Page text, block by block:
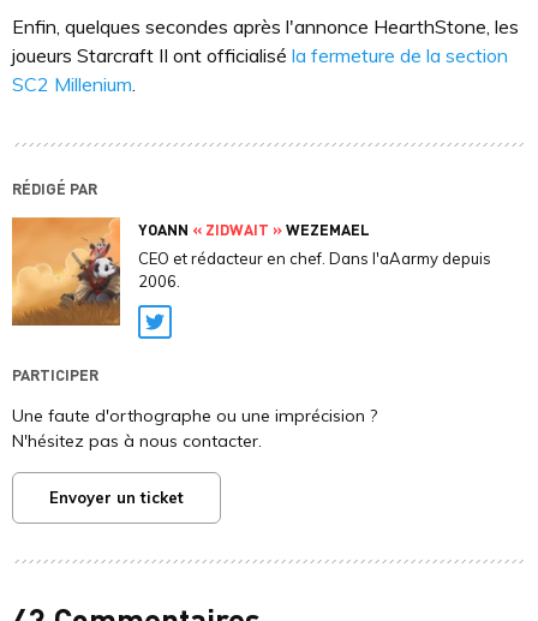
Enfin, quelques secondes après l'annonce HearthStone, les
joueurs Starcraft II ont officialisé la fermeture de la section
SC2 Millenium.
RÉDIGÉ PAR
YOANN « ZIDWAIT »WEZEMAEL
CEO et rédacteur en chef. Dans l'aAarmy depuis
2006.
Twitter
PARTICIPER
Une faute d'orthographe ou une imprécision ?
N'hésitez pas à nous contacter.
Envoyer un ticket